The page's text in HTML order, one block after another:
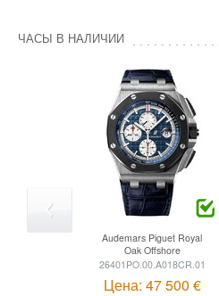
ЧАСЫ В НАЛИЧИИ
Audemars Piguet Royal
Oak Offshore
26401PO.00.A018CR.01
Цена: 47 500 €